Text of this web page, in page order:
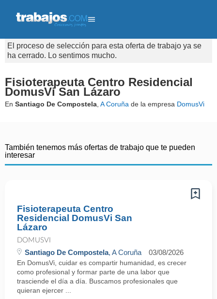
El proceso de selección para esta oferta de trabajo ya se
ha cerrado. Lo sentimos mucho.
Fisioterapeuta Centro Residencial
DomusVi San Lázaro
En Santiago De Compostela A Coruña de la empresa DomusVi
También tenemos más ofertas de trabajo que te pueden
interesar
Fisioterapeuta Centro
Residencial DomusVi San
Lázaro
DOMUSVI
Santiago De Compostela, A Coruña 03/08/2026
En DomusVi, cuidar es compartir humanidad, es crecer
como profesional y formar parte de una labor que
trasciende el día a día. Buscamos profesionales que
quieran ejercer ...